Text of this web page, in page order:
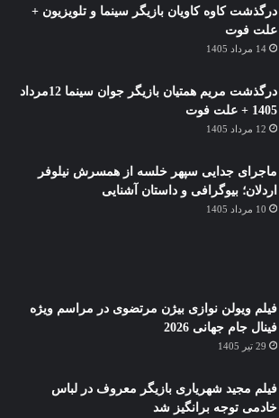
درگذشت کاوه کاویان بازیگر سینما و تلویزیون +
علت فوت
14 مرداد 1405
درگذشت مریم همتیان بازیگر جوان سینما 12مرداد
1405 + علت فوت
12 مرداد 1405
ماجرای جدایی سپهر خلسه از همسرش نیلوفر
اردلان؛ بیوگرافی و داستان آشنایی
10 مرداد 1405
فیلم ویولن نوازی بیژن مرتضوی در مراسم ویژه
فینال جام جهانی 2026
29 تیر 1405
فیلم مجید شهریاری بازیگر معروف در لباس
خادمی توجه برانگیز شد